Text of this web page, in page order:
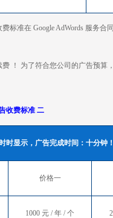
准在 Google AdWords 服务合
！ 为了符合您公司的广告预算
收费标准 二
时显示，广告完成时间：十分钟！
价格一
1000 元 / 年 / 个